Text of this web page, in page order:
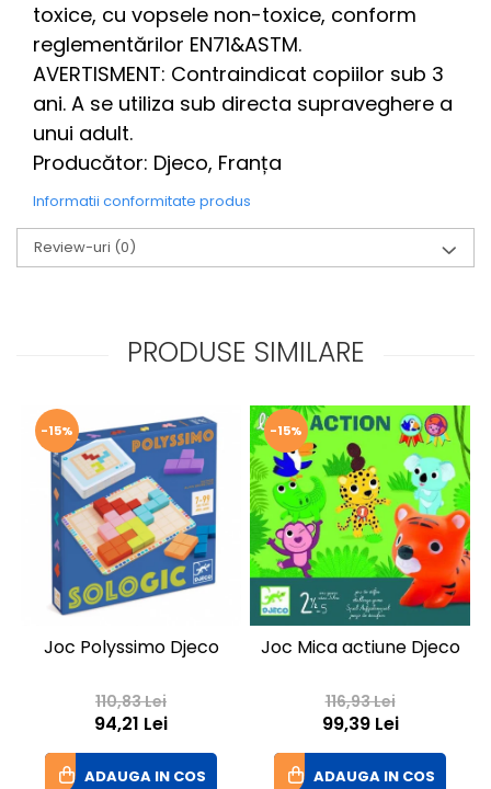
toxice, cu vopsele non-toxice, conform
reglementărilor EN71&ASTM.
AVERTISMENT: Contraindicat copiilor sub 3
ani. A se utiliza sub directa supraveghere a
unui adult.
Producător: Djeco, Franța
Informatii conformitate produs
Review-uri (0)
PRODUSE SIMILARE
-15%
Joc Polyssimo Djeco
110,83 Lei
94,21 Lei
ADAUGA IN COS
-15%
Joc Mica actiune Djeco
116,93 Lei
99,39 Lei
ADAUGA IN COS